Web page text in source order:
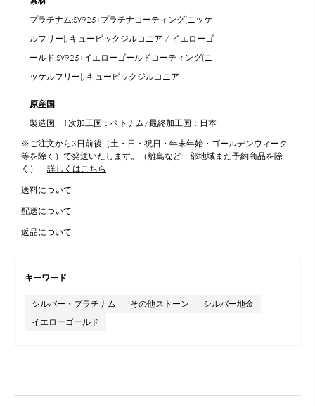
プラチナム:SV925+プラチナコーティング(ニッケ
ルフリー), キュービックジルコニア / イエローゴ
ールド:SV925+イエローゴールドコーティング(ニ
ッケルフリー), キュービックジルコニア
原産国
製造国 1次加工国：ベトナム/最終加工国：日本
※ご注文から3日前後（土・日・祝日・年末年始・ゴールデンウィーク
等を除く）で発送いたします。（離島など一部地域また予約商品を除
く）
詳しくはこちら
送料について
配送について
返品について
キーワード
シルバー・プラチナム その他ストーン
シルバー地金
イエローゴールド